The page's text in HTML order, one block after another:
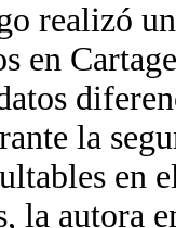
realizó
en
la
en
la autora